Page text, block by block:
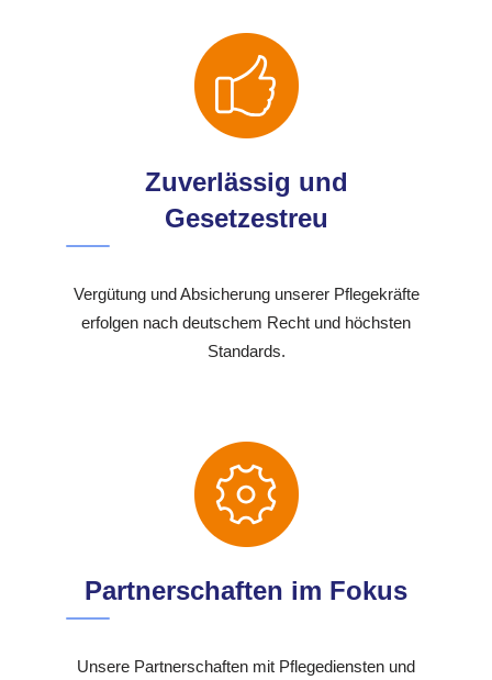
Zuverlässig und
Gesetzestreu
Vergütung und Absicherung unserer Pflegekräfte
erfolgen nach deutschem Recht und höchsten
Standards.
Partnerschaften im Fokus
Unsere Partnerschaften mit Pflegediensten und